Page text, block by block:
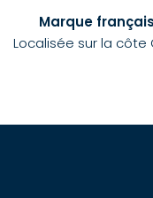
Marque
Localisée sur la côte